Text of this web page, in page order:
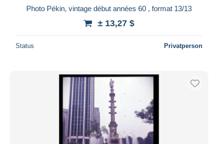
Photo Pékin, vintage début années 60 , format 13/13
± 13,27 $
Status Privatperson